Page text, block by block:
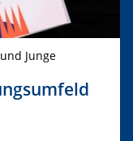
Junge